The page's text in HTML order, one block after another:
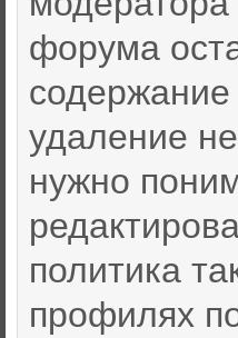
форума
удаление
нужно
политика
профилях